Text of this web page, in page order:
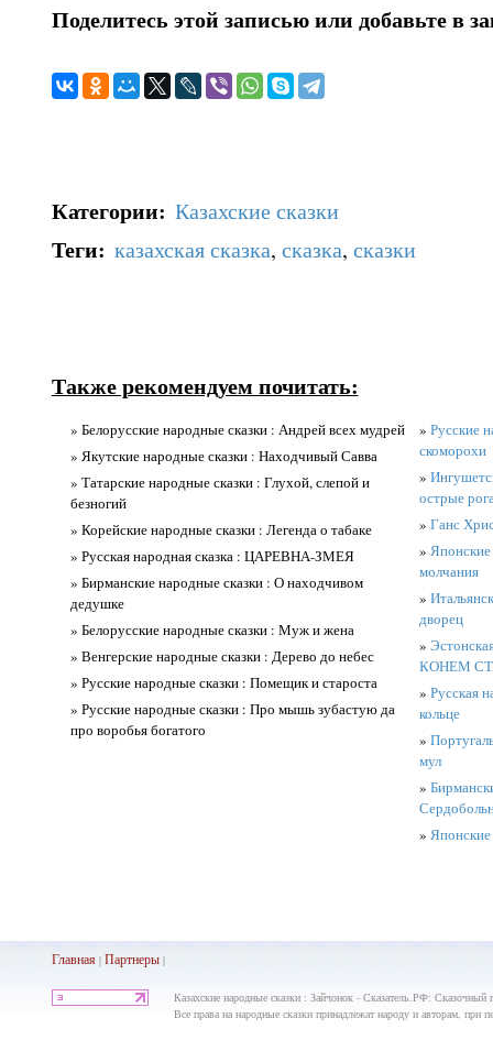
Поделитесь этой записью или добавьте в
Категории: Казахские сказки
Теги: казахская сказка, сказка, сказки
Также рекомендуем почитать:
» Белорусские народные сказки : Андрей всех мудрей
» Якутские народные сказки : Находчивый Савва
» Татарские народные сказки : Глухой, слепой и
безногий
» Корейские народные сказки : Легенда о табаке
» Русская народная сказка : ЦАРЕВНА-ЗМЕЯ
» Бирманские народные сказки : О находчивом
дедушке
» Белорусские народные сказки : Муж и жена
» Венгерские народные сказки : Дерево до небес
» Русские народные сказки : Помещик и староста
» Русские народные сказки : Про мышь зубастую да
про воробья богатого
» Русские
скоморохи
»
острые
» Ганс
»
молчания
»
дворец
»
КОНЕМ
» Русская
кольце
»
мул
»
»
Главная| Партнеры|
Казахские народные сказки : Зайчонок - Сказатель.РФ: Сказочный
Все права на народные сказки принадлежат народу и авторам, при